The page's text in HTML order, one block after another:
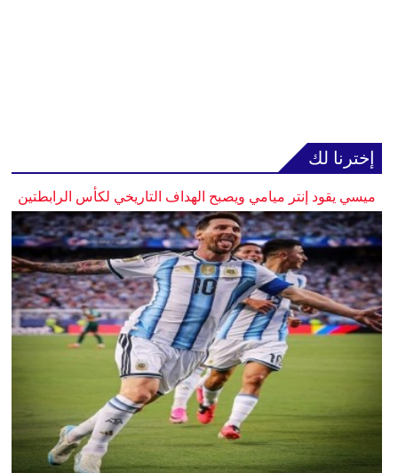
إخترنا لك
ميسي يقود إنتر ميامي ويصبح الهداف التاريخي لكأس الرابطتين